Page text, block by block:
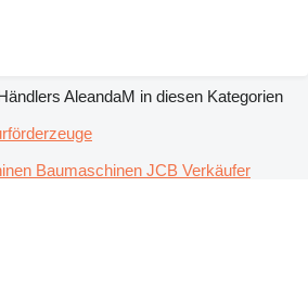
AleandaM in diesen Kategorien
Baumaschinen JCB Verkäufer